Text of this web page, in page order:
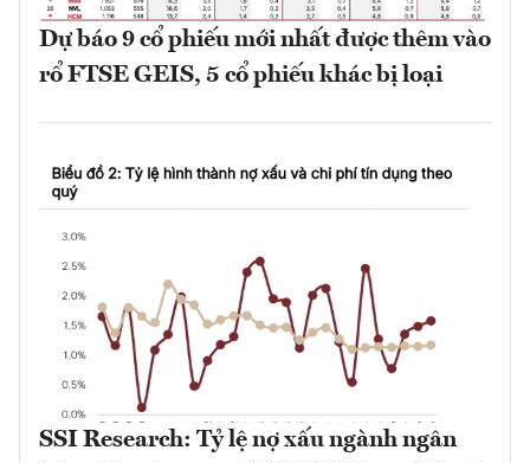
Dự báo 9 cổ phiếu mới nhất được thêm vào
rổ FTSE GEIS, 5 cổ phiếu khác bị loại
SSI Research: Tỷ lệ nợ xấu ngành ngân